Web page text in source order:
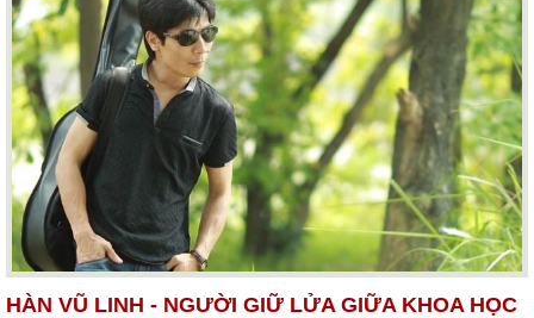
HÀN VŨ LINH - NGƯỜI GIỮ LỬA GIỮA KHOA HỌC